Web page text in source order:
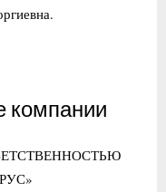
компании